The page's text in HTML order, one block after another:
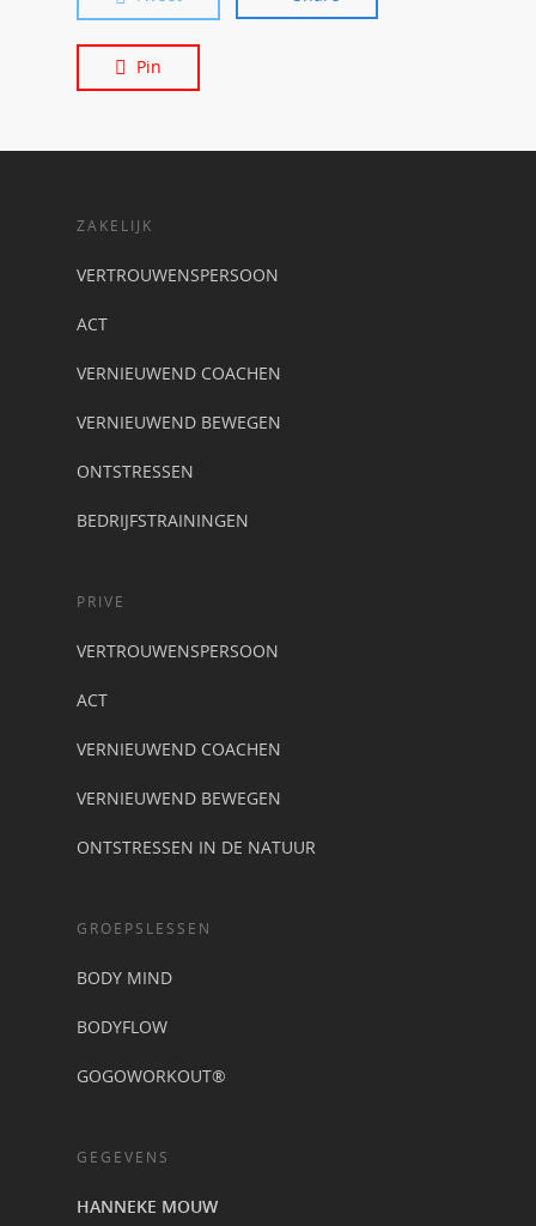
Pin
ZAKELIJK
VERTROUWENSPERSOON
ACT
VERNIEUWEND COACHEN
VERNIEUWEND BEWEGEN
ONTSTRESSEN
BEDRIJFSTRAININGEN
PRIVE
VERTROUWENSPERSOON
ACT
VERNIEUWEND COACHEN
VERNIEUWEND BEWEGEN
ONTSTRESSEN IN DE NATUUR
GROEPSLESSEN
BODY MIND
BODYFLOW
GOGOWORKOUT®
GEGEVENS
HANNEKE MOUW